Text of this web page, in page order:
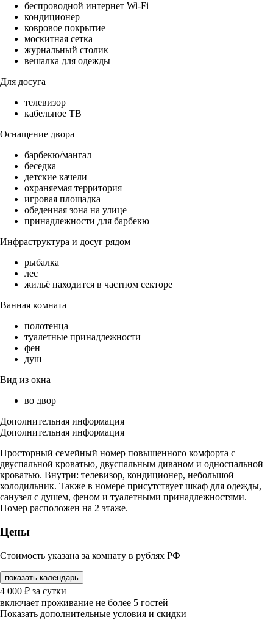
беспроводной интернет Wi-Fi
кондиционер
ковровое покрытие
москитная сетка
журнальный столик
вешалка для одежды
Для досуга
телевизор
кабельное ТВ
Оснащение двора
барбекю/мангал
беседка
детские качели
охраняемая территория
игровая площадка
обеденная зона на улице
принадлежности для барбекю
Инфраструктура и досуг рядом
рыбалка
лес
жильё находится в частном секторе
Ванная комната
полотенца
туалетные принадлежности
фен
душ
Вид из окна
во двор
Дополнительная информация
Дополнительная информация
Просторный семейный номер повышенного комфорта с
двуспальной кроватью, двуспальным диваном и односпальной
кроватью. Внутри: телевизор, кондиционер, небольшой
холодильник. Также в номере присутствует шкаф для одежды,
санузел с душем, феном и туалетными принадлежностями.
Номер расположен на 2 этаже.
Цены
Стоимость указана за комнату в рублях РФ
показать календарь
4 000 ₽ за сутки
включает проживание не более 5 гостей
Показать дополнительные условия и скидки